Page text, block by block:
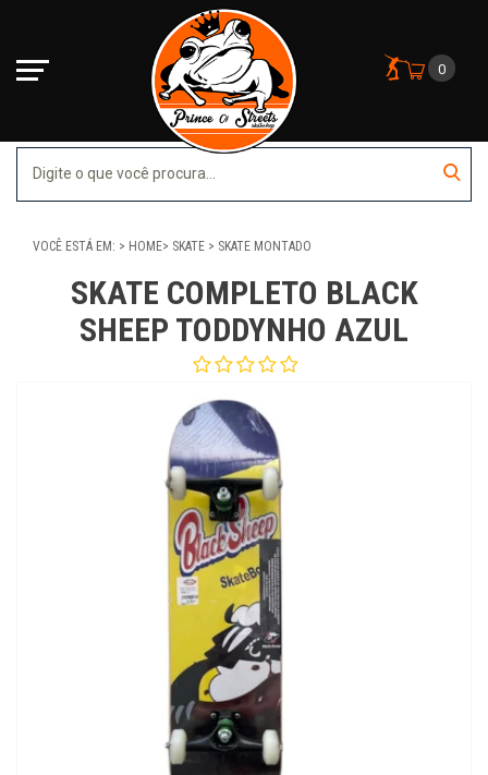
0
VOCÊ ESTÁ EM: HOME SKATE SKATE MONTADO
SKATE COMPLETO BLACK
SHEEP TODDYNHO AZUL